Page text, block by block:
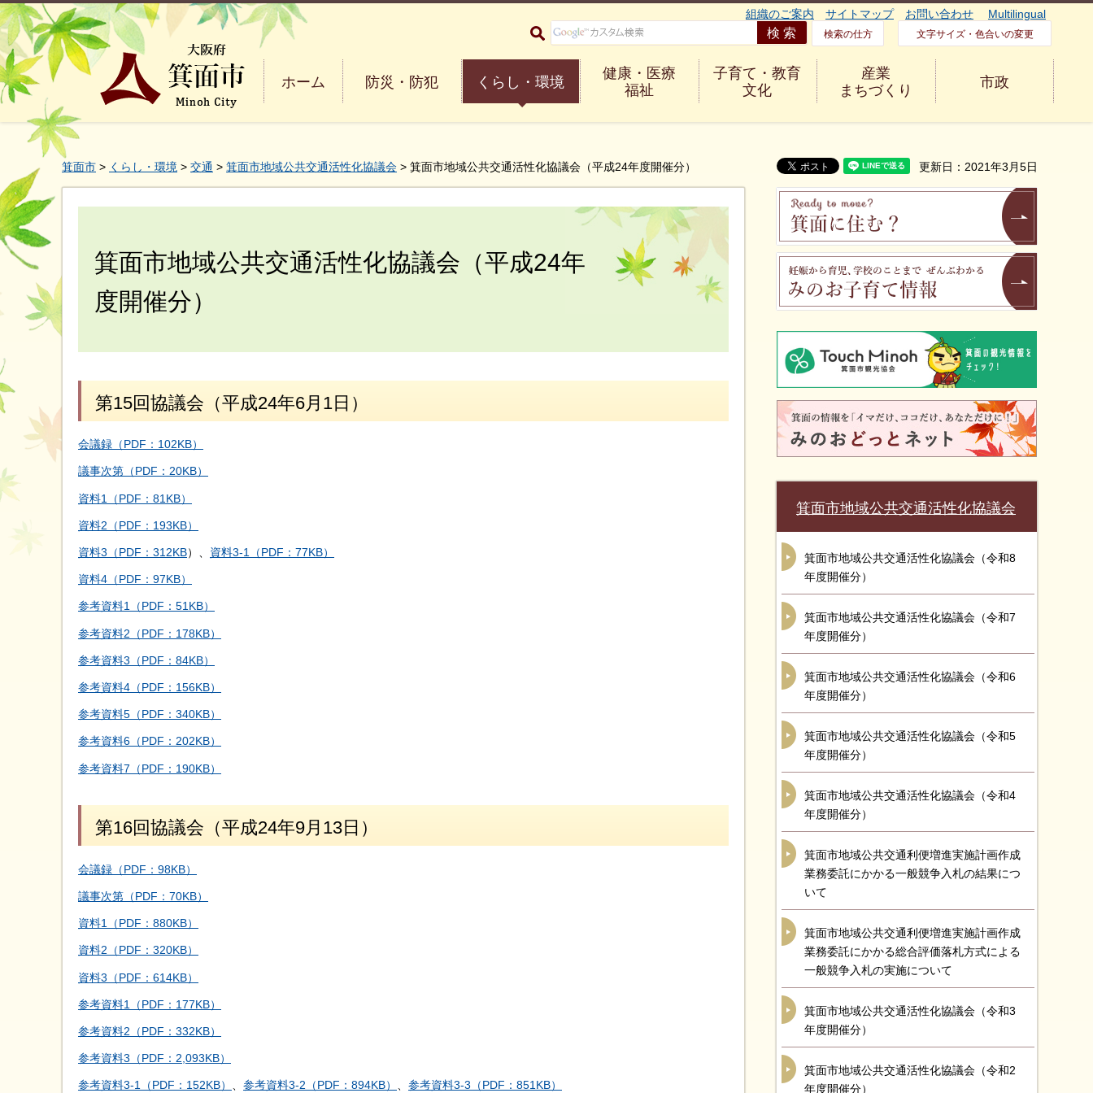
大阪府箕面市 Minoh City
組織のご案内 サイトマップ お問い合わせ Multilingual
検索の仕方 文字サイズ・色合いの変更
ホーム 防災・防犯 くらし・環境
健康・医療
福祉
子育て・教育
文化
産業
まちづくり
市政
箕面市 > くらし・環境 > 交通 > 箕面市地域公共交通活性化協議会 > 箕面市地域公共交通活性化協議会（平成24年度開催分） 更新日：2021年3月5日
箕面市地域公共交通活性化協議会（平成24年
度開催分）
第15回協議会（平成24年6月1日）
会議録（PDF：102KB）
議事次第（PDF：20KB）
資料1（PDF：81KB）
資料2（PDF：193KB）
資料3（PDF：312KB）、 資料3-1（PDF：77KB）
資料4（PDF：97KB）
参考資料1（PDF：51KB）
参考資料2（PDF：178KB）
参考資料3（PDF：84KB）
参考資料4（PDF：156KB）
参考資料5（PDF：340KB）
参考資料6（PDF：202KB）
参考資料7（PDF：190KB）
第16回協議会（平成24年9月13日）
会議録（PDF：98KB）
議事次第（PDF：70KB）
資料1（PDF：880KB）
資料2（PDF：320KB）
資料3（PDF：614KB）
参考資料1（PDF：177KB）
参考資料2（PDF：332KB）
参考資料3（PDF：2,093KB）
参考資料3-1（PDF：152KB） 、 参考資料3-2（PDF：894KB） 、 参考資料3-3（PDF：851KB）
箕面市地域公共交通活性化協議会
箕面市地域公共交通活性化協議会（令和8
年度開催分）
箕面市地域公共交通活性化協議会（令和7
年度開催分）
箕面市地域公共交通活性化協議会（令和6
年度開催分）
箕面市地域公共交通活性化協議会（令和5
年度開催分）
箕面市地域公共交通活性化協議会（令和4
年度開催分）
箕面市地域公共交通利便増進実施計画作成
業務委託にかかる一般競争入札の結果につ
いて
箕面市地域公共交通利便増進実施計画作成
業務委託にかかる総合評価落札方式による
一般競争入札の実施について
箕面市地域公共交通活性化協議会（令和3
年度開催分）
箕面市地域公共交通活性化協議会（令和2
年度開催分）